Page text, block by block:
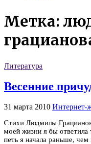
Метка:
Литература
Весенние
31 марта 2010 Интернет-
Стихи Людмилы
моей жизни я бы
петь я начала раньше,